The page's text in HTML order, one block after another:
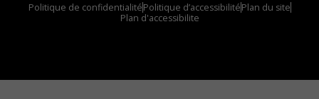
Politique de confidentialitéPolitique d’accessibilitéPlan du site
Plan d'accessibilite